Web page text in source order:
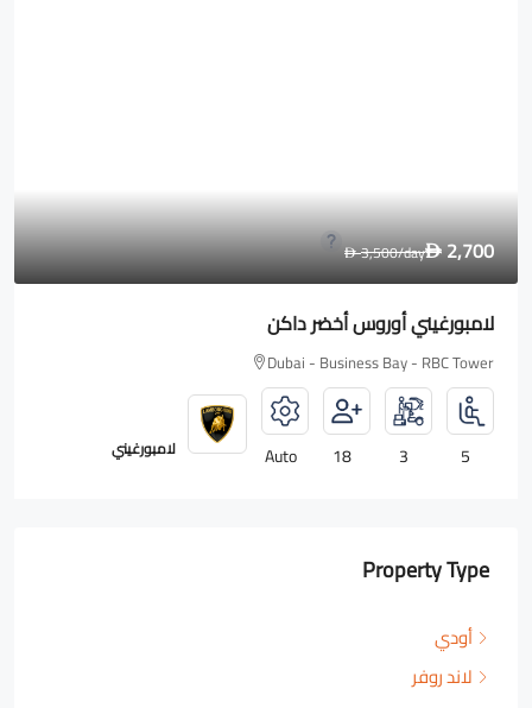
D1,600
D2,000/day
رولز رويس Wraith
Dubai - Business Bay - RBC Tower
4
2
18
Auto رولزرويس
Property Type
أودي
لاند روفر